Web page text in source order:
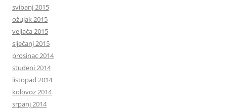
svibanj 2015
ožujak 2015
veljača 2015
siječanj 2015
prosinac 2014
studeni 2014
listopad 2014
kolovoz 2014
srpanj 2014